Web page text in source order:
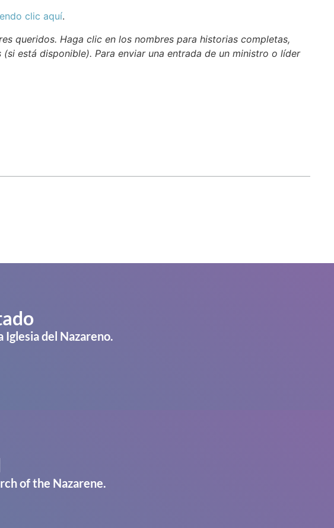
clic aquí.
queridos. Haga clic en los nombres para historias completas,
está disponible). Para enviar una entrada de un ministro o líder
Iglesia del Nazareno.
of the Nazarene.